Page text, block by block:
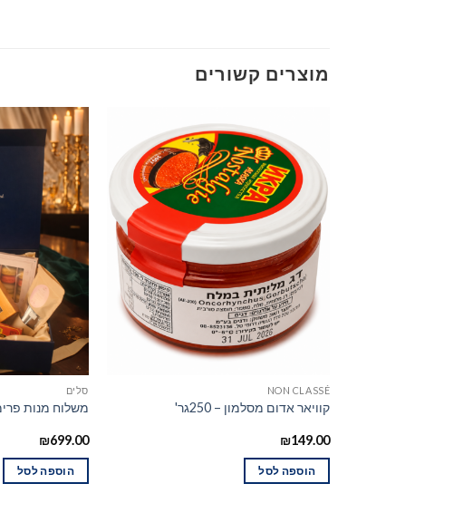
מוצרים קשורים
NON CLASSÉ
קוויאר אדום מסלמון – 250גר'
₪149.00
הוספה לסל
סלים
משלוח מנות
₪699.00
הוספה לסל